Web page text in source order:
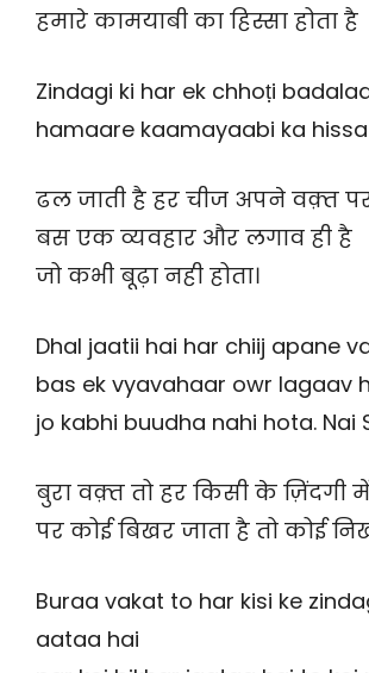
हमारे कामयाबी का हिस्सा होता है
Zindagi ki har ek chhoṭi
hamaare kaamayaabi ka
ढल जाती है हर चीज अपने वक़्त
बस एक व्यवहार और लगाव ही है
जो कभी बूढ़ा नही होता।
Dhal jaatii hai har chiij apane
bas ek vyavahaar owr lagaav
jo kabhi buudha nahi hota. Nai
बुरा वक़्त तो हर किसी के ज़िंदगी
पर कोई बिखर जाता है तो कोई
Buraa vakat to har kisi ke
aataa hai